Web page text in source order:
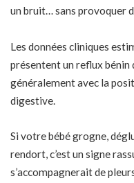
un bruit… sans provoquer
Les données cliniques
présentent un reflux
généralement avec la
digestive.
Si votre bébé grogne,
rendort, c’est un signe
s’accompagnerait de